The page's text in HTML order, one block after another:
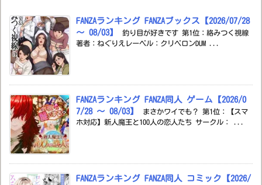
FANZAランキング FANZAブックス【2026/07/28
～ 08/03】
釣り目が好きです 第1位：絡みつく視線
著者：ねぐりえレーベル：クリベロンDUM ...
FANZAランキング FANZA同人 ゲーム【2026/0
7/28 ～ 08/03】
まさかワイでも？ 第1位：【スマ
ホ対応】新人魔王と100人の恋人たち サークル： ...
FANZAランキング FANZA同人 コミック【2026/